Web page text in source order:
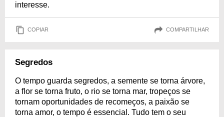
interesse.
COPIAR COMPARTILHAR
Segredos
O tempo guarda segredos, a semente se torna árvore,
a flor se torna fruto, o rio se torna mar, tropeços se
tornam oportunidades de recomeços, a paixão se
torna amor, o tempo é essencial. Tudo tem o seu